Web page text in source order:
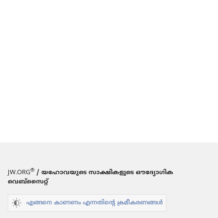
JW.ORG® / യഹോവയുടെ സാക്ഷികളുടെ ഔദ്യോഗിക
വെബ്സൈറ്റ്
എങ്ങനെ കാണണം എന്നതിന്റെ ക്രമീകരണങ്ങൾ